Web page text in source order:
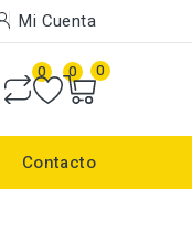
Mi Cuenta
0 0 0
Contacto